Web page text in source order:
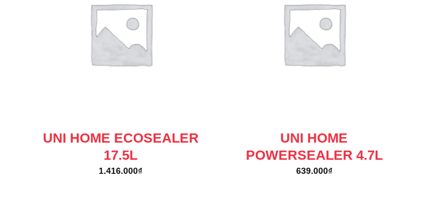
UNI HOME ECOSEALER
17.5L
1.416.000₫
UNI HOME
POWERSEALER 4.7L
639.000₫